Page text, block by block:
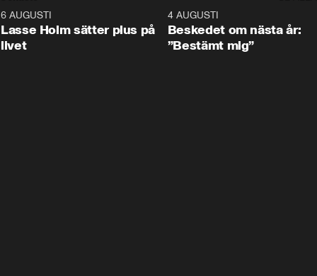
6 AUGUSTI
Lasse Holm sätter plus på
livet
4 AUGUSTI
Beskedet om nästa år:
”Bestämt mig”